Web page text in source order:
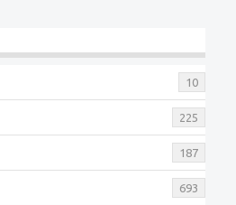
10
225
187
693